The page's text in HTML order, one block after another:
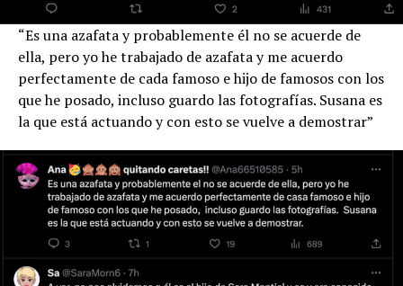
“Es una azafata y probablemente él no se acuerde de
ella, pero yo he trabajado de azafata y me acuerdo
perfectamente de cada famoso e hijo de famosos con los
que he posado, incluso guardo las fotografías. Susana es
la que está actuando y con esto se vuelve a demostrar”